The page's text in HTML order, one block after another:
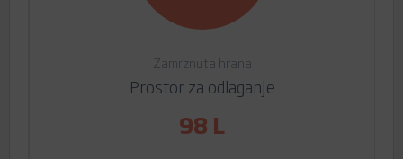
Zamrznuta hrana
Prostor za odlaganje
98 L